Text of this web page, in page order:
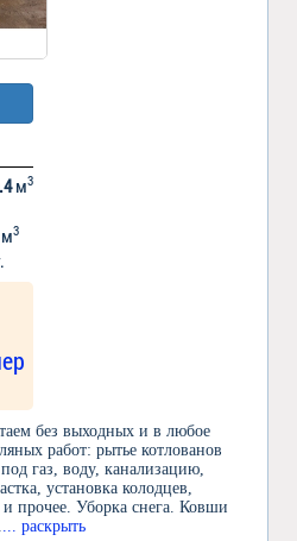
м3
3
без выходных и в любое
работ: рытье котлованов
газ, воду, канализацию,
установка колодцев,
и прочее. Уборка снега. Ковши
... раскрыть